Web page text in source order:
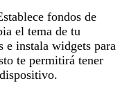
fondos de
el tema de tu
e instala widgets para
te permitirá tener